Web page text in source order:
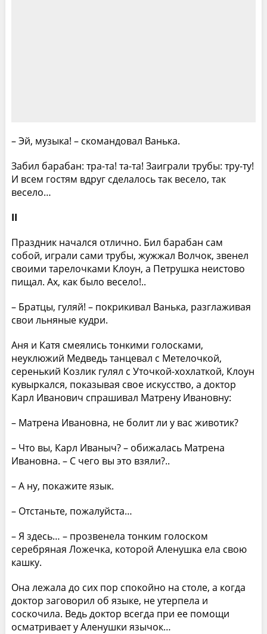
– Эй, музыка! – скомандовал Ванька.
Забил барабан: тра-та! та-та! Заиграли трубы: тру-ту!
И всем гостям вдруг сделалось так весело, так
весело…
II
Праздник начался отлично. Бил барабан сам
собой, играли сами трубы, жужжал Волчок, звенел
своими тарелочками Клоун, а Петрушка неистово
пищал. Ах, как было весело!..
– Братцы, гуляй! – покрикивал Ванька, разглаживая
свои льняные кудри.
Аня и Катя смеялись тонкими голосками,
неуклюжий Медведь танцевал с Метелочкой,
серенький Козлик гулял с Уточкой-хохлаткой, Клоун
кувыркался, показывая свое искусство, а доктор
Карл Иванович спрашивал Матрену Ивановну:
– Матрена Ивановна, не болит ли у вас животик?
– Что вы, Карл Иваныч? – обижалась Матрена
Ивановна. – С чего вы это взяли?..
– А ну, покажите язык.
– Отстаньте, пожалуйста…
– Я здесь… – прозвенела тонким голоском
серебряная Ложечка, которой Аленушка ела свою
кашку.
Она лежала до сих пор спокойно на столе, а когда
доктор заговорил об языке, не утерпела и
соскочила. Ведь доктор всегда при ее помощи
осматривает у Аленушки язычок…